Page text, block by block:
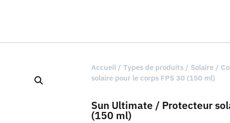
Accueil/ Types de produits/ Solaire/
solaire pour le corps FPS 30 (150 ml)
Sun Ultimate / Protecteur
(150 ml)